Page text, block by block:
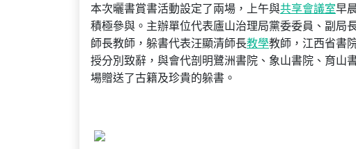
本次曬書賞書活動設定了兩場，上午與共享會議室早
積極參與。主辦單位代表廬山治理局黨委委員、副局
師長教師，躲書代表汪顯清師長教學教師，江西省書
授分別致辭，與會代剖明鷺洲書院、象山書院、育山
場贈送了古籍及珍貴的躲書。